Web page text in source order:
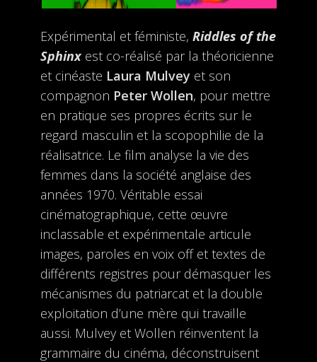
Expérimental et féministe, Riddles of the
Sphinx est co-réalisé par la théoricienne
et cinéaste Laura Mulvey et son
compagnon Peter Wollen, pour mettre
en pratique ses propres écrits sur le
regard masculin et la scopophilie de la
réalisatrice. Le film analyse la vie des
femmes dans la société anglaise des
années 1970. Véritable essai
cinématographique, cette œuvre
inclassable et expérimentale articule
images, paroles en voix off et textes de
différents registres pour démasquer les
mécanismes du patriarcat et la double
exploitation d’une mère qui travaille
aussi. Mulvey et Wollen réinventent la
grammaire du cinéma, déconstruisent